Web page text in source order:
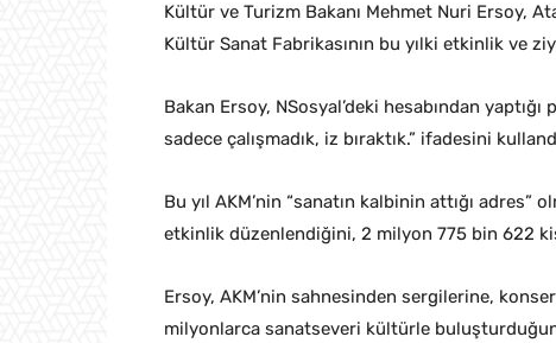
Kültür ve Turizm Bakanı Mehmet Nuri Ersoy,
Kültür Sanat Fabrikasının bu yılki etkinlik ve
Bakan Ersoy, NSosyal’deki hesabından
sadece çalışmadık, iz bıraktık.” ifadesini
Bu yıl AKM’nin “sanatın kalbinin attığı
etkinlik düzenlendiğini, 2 milyon 775 bin 622
Ersoy, AKM’nin sahnesinden sergilerine,
milyonlarca sanatseveri kültürle